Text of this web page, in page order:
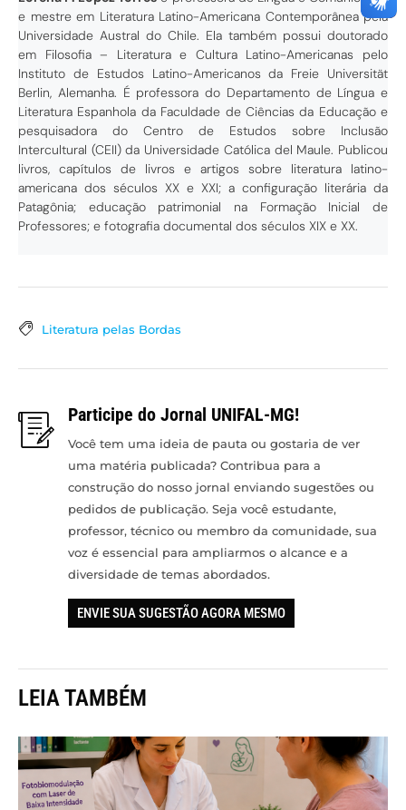
e mestre em Literatura Latino-Americana Contemporânea pela
Universidade Austral do Chile. Ela também possui doutorado
em Filosofia – Literatura e Cultura Latino-Americanas pelo
Instituto de Estudos Latino-Americanos da Freie Universität
Berlin, Alemanha. É professora do Departamento de Língua e
Literatura Espanhola da Faculdade de Ciências da Educação e
pesquisadora do Centro de Estudos sobre Inclusão
Intercultural (CEII) da Universidade Católica del Maule. Publicou
livros, capítulos de livros e artigos sobre literatura latino-
americana dos séculos XX e XXI; a configuração literária da
Patagônia; educação patrimonial na Formação Inicial de
Professores; e fotografia documental dos séculos XIX e XX.
Literatura pelas Bordas
Participe do Jornal UNIFAL-MG!
Você tem uma ideia de pauta ou gostaria de ver
uma matéria publicada? Contribua para a
construção do nosso jornal enviando sugestões ou
pedidos de publicação. Seja você estudante,
professor, técnico ou membro da comunidade, sua
voz é essencial para ampliarmos o alcance e a
diversidade de temas abordados.
ENVIE SUA SUGESTÃO AGORA MESMO
LEIA TAMBÉM